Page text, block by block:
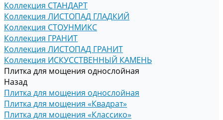
Коллекция СТАНДАРТ
Коллекция ЛИСТОПАД ГЛАДКИЙ
Коллекция СТОУНМИКС
Коллекция ГРАНИТ
Коллекция ЛИСТОПАД ГРАНИТ
Коллекция ИСКУССТВЕННЫЙ КАМЕНЬ
Плитка для мощения однослойная
Назад
Плитка для мощения однослойная
Плитка для мощения «Квадрат»
Плитка для мощения «Классико»